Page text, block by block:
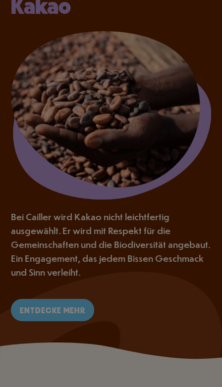
Bei Cailler wird Kakao nicht leichtfertig
ausgewählt. Er wird mit Respekt für die
Gemeinschaften und die Biodiversität angebaut.
Ein Engagement, das jedem Bissen Geschmack
und Sinn verleiht.
ENTDECKE MEHR